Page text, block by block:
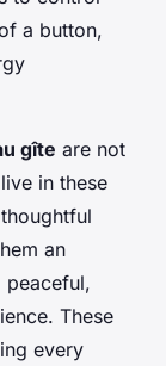
a button,
gîte are not
in these
an
peaceful,
These
every